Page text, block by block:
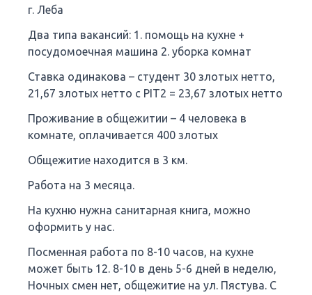
г. Леба
Два типа вакансий: 1. помощь на кухне +
посудомоечная машина 2. уборка комнат
Ставка одинакова – студент 30 злотых нетто,
21,67 злотых нетто с PIT2 = 23,67 злотых нетто
Проживание в общежитии – 4 человека в
комнате, оплачивается 400 злотых
Общежитие находится в 3 км.
Работа на 3 месяца.
На кухню нужна санитарная книга, можно
оформить у нас.
Посменная работа по 8-10 часов, на кухне
может быть 12. 8-10 в день 5-6 дней в неделю,
Ночных смен нет, общежитие на ул. Пястува. С